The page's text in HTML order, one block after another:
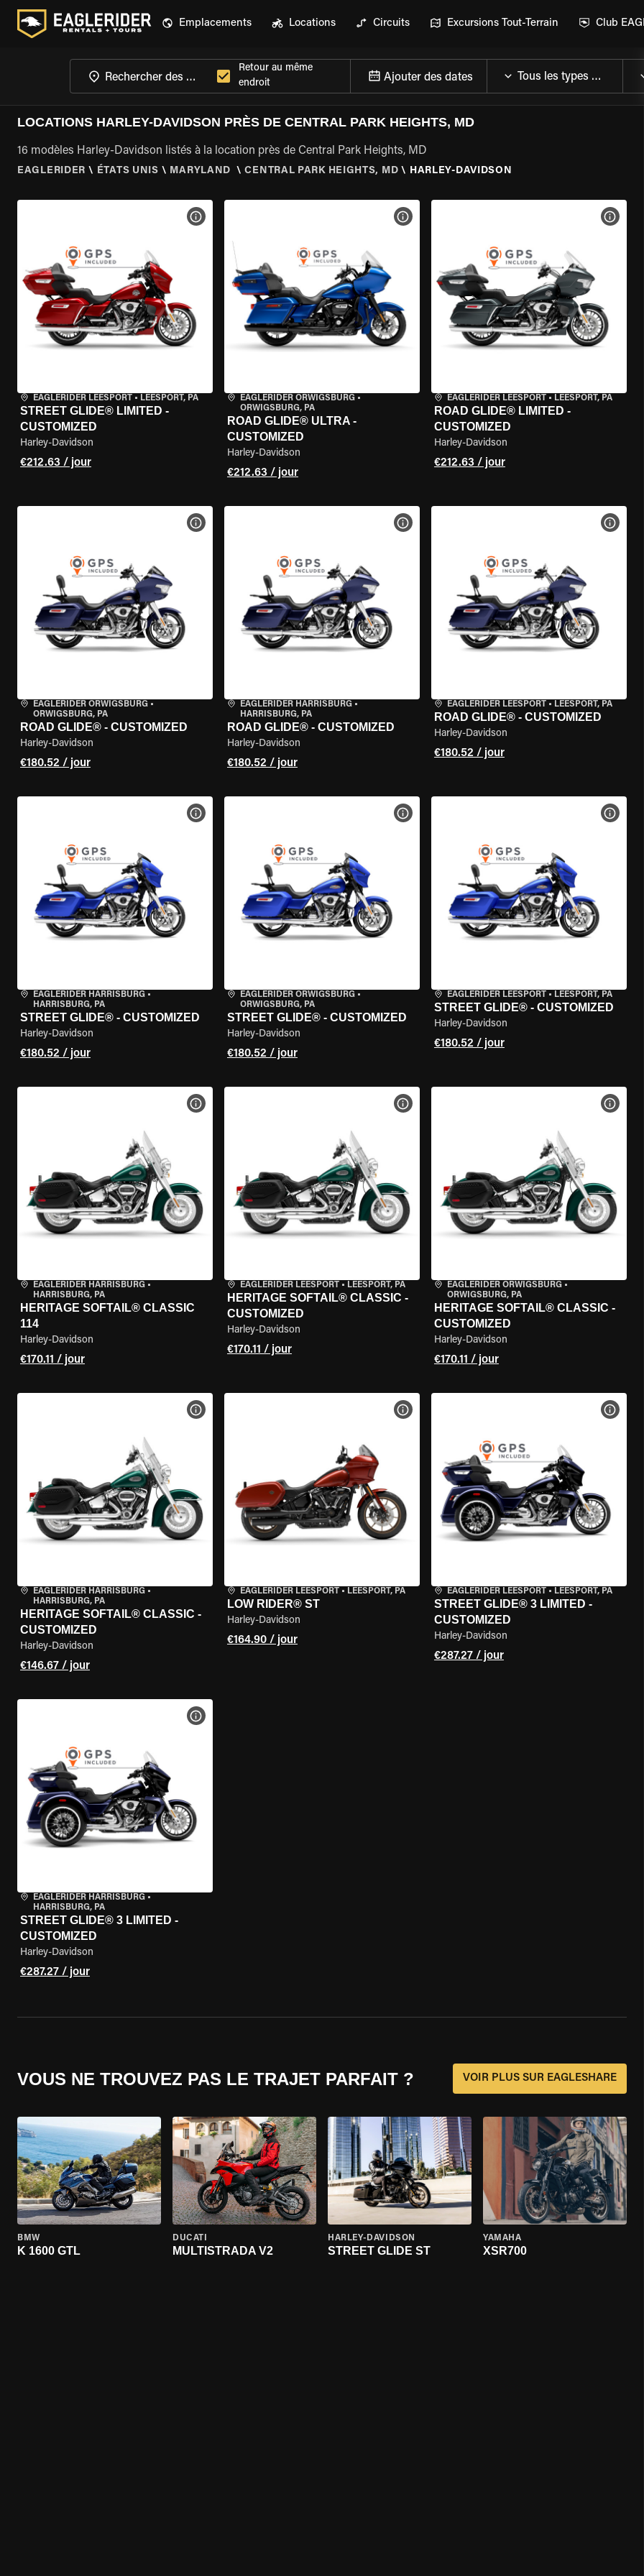
Emplacements Locations Circuits Excursions Tout-Terrain Club
Retour au même
endroit
Ajouter des dates
LOCATIONS HARLEY-DAVIDSON PRÈS DE CENTRAL PARK HEIGHTS, MD
16 modèles Harley-Davidson listés à la location près de Central Park Heights, MD
EAGLERIDER \ ÉTATS UNIS \ MARYLAND \ CENTRAL PARK HEIGHTS, MD \ HARLEY-DAVIDSON
EAGLERIDER LEESPORT • LEESPORT, PA
STREET GLIDE® LIMITED -
CUSTOMIZED
Harley-Davidson
€212.63 / jour
VOIR LES SPÉCIFICATIONS DE LA MOTO
EAGLERIDER ORWIGSBURG•
ORWIGSBURG, PA
ROAD GLIDE® ULTRA -
CUSTOMIZED
Harley-Davidson
€212.63 / jour
VOIR LES SPÉCIFICATIONS DE LA MOTO
EAGLERIDER LEESPORT• LEESPORT, PA
ROAD GLIDE® LIMITED -
CUSTOMIZED
Harley-Davidson
€212.63 / jour
VOIR
EAGLERIDER ORWIGSBURG •
ORWIGSBURG, PA
ROAD GLIDE® - CUSTOMIZED
Harley-Davidson
€180.52 / jour
VOIR LES SPÉCIFICATIONS DE LA MOTO
EAGLERIDER HARRISBURG•
HARRISBURG, PA
ROAD GLIDE® - CUSTOMIZED
Harley-Davidson
€180.52 / jour
VOIR LES SPÉCIFICATIONS DE LA MOTO
EAGLERIDER LEESPORT• LEESPORT, PA
ROAD GLIDE® - CUSTOMIZED
Harley-Davidson
€180.52 / jour
VOIR
EAGLERIDER HARRISBURG •
HARRISBURG, PA
STREET GLIDE® - CUSTOMIZED
Harley-Davidson
€180.52 / jour
VOIR LES SPÉCIFICATIONS DE LA MOTO
EAGLERIDER ORWIGSBURG•
ORWIGSBURG, PA
STREET GLIDE® - CUSTOMIZED
Harley-Davidson
€180.52 / jour
VOIR LES SPÉCIFICATIONS DE LA MOTO
EAGLERIDER LEESPORT• LEESPORT, PA
STREET GLIDE® - CUSTOMIZED
Harley-Davidson
€180.52 / jour
VOIR
EAGLERIDER HARRISBURG •
HARRISBURG, PA
HERITAGE SOFTAIL® CLASSIC
114
Harley-Davidson
€170.11 / jour
VOIR LES SPÉCIFICATIONS DE LA MOTO
EAGLERIDER LEESPORT• LEESPORT, PA
HERITAGE SOFTAIL® CLASSIC -
CUSTOMIZED
Harley-Davidson
€170.11 / jour
VOIR LES SPÉCIFICATIONS DE LA MOTO
EAGLERIDER ORWIGSBURG•
ORWIGSBURG, PA
HERITAGE SOFTAIL® CLASSIC -
CUSTOMIZED
Harley-Davidson
€170.11 / jour
VOIR
EAGLERIDER HARRISBURG •
HARRISBURG, PA
HERITAGE SOFTAIL® CLASSIC -
CUSTOMIZED
Harley-Davidson
€146.67 / jour
VOIR LES SPÉCIFICATIONS DE LA MOTO
EAGLERIDER LEESPORT• LEESPORT, PA
LOW RIDER® ST
Harley-Davidson
€164.90 / jour
VOIR LES SPÉCIFICATIONS DE LA MOTO
EAGLERIDER LEESPORT• LEESPORT, PA
STREET GLIDE® 3 LIMITED -
CUSTOMIZED
Harley-Davidson
€287.27 / jour
VOIR
EAGLERIDER HARRISBURG •
HARRISBURG, PA
STREET GLIDE® 3 LIMITED -
CUSTOMIZED
Harley-Davidson
€287.27 / jour
VOIR LES SPÉCIFICATIONS DE LA MOTO
VOUS NE TROUVEZ PAS LE TRAJET PARFAIT ? VOIR PLUS SUR EAGLESHARE
BMW
K 1600 GTL
DUCATI
MULTISTRADA V2
HARLEY-DAVIDSON
STREET GLIDE ST
YAMAHA
XSR700